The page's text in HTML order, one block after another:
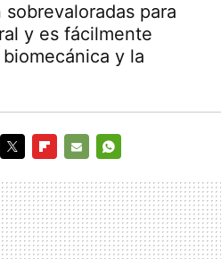
para
y es fácilmente
y la
MAIL